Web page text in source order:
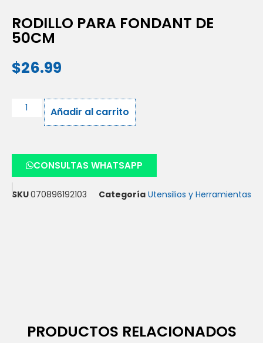
RODILLO PARA FONDANT DE
50CM
$26.99
Añadir al carrito
CONSULTAS WHATSAPP
SKU070896192103 Categoría Utensilios y Herramientas
PRODUCTOS RELACIONADOS